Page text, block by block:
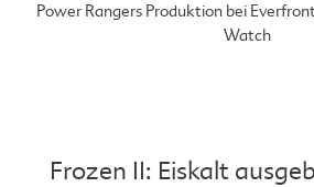
Power Rangers Produktion bei
Watch
Frozen II: Eiskalt